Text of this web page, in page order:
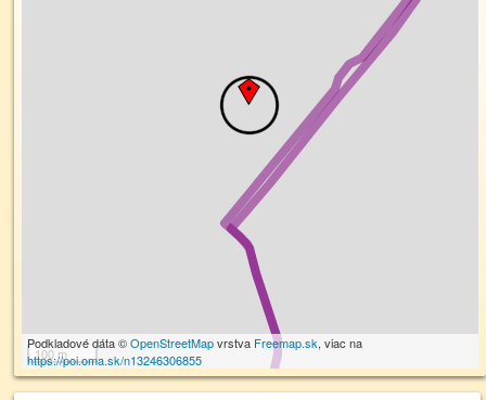
100 m
Podkladové dáta ©OpenStreetMapvrstva Freemap.sk, viac na
https://poi.oma.sk/n13246306855